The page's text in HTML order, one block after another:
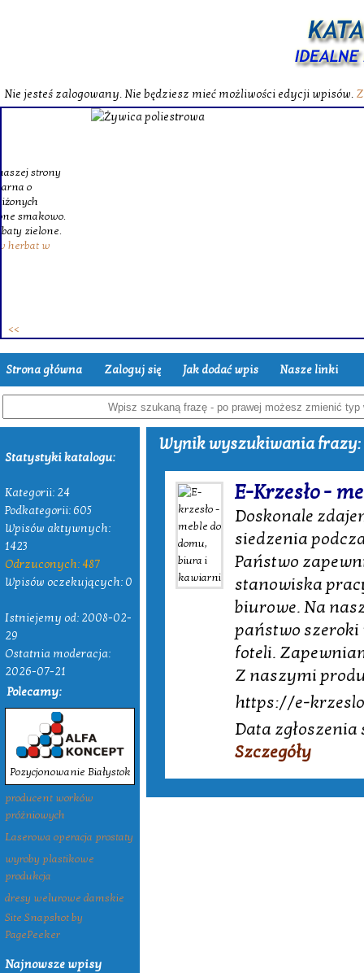
Nie jesteś zalogowany. Nie będziesz mieć możliwości edycji wpisów.
Strona główna Zaloguj się Jak dodać wpis Nasze linki
Statystyki katalogu:
Kategorii: 24
Podkategorii: 605
Wpisów aktywnych:
1423
Odrzuconych: 487
Wpisów oczekujących: 0
Istniejemy od: 2008-02-
29
Ostatnia moderacja:
2026-07-21
Polecamy:
Pozycjonowanie Białystok
producent worków
próżniowych
Laserowa operacja prostaty
wyroby plastikowe
produkcja
dresy welurowe damskie
Site Snapshot by
PagePeeker
Najnowsze wpisy
Wynik wyszukiwania frazy:
E-Krzesło -
Doskonale
siedzenia
Państwo
stanowiska
biurowe. Na
państwo
foteli.
Z naszymi
https://e-
Data
Szczegóły